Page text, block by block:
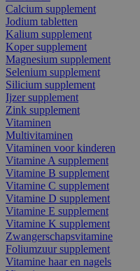
Calcium supplement
Jodium tabletten
Kalium supplement
Koper supplement
Magnesium supplement
Selenium supplement
Silicium supplement
Ijzer supplement
Zink supplement
Vitaminen
Multivitaminen
Vitaminen voor kinderen
Vitamine A supplement
Vitamine B supplement
Vitamine C supplement
Vitamine D supplement
Vitamine E supplement
Vitamine K supplement
Zwangerschapsvitamine
Foliumzuur supplement
Vitamine haar en nagels